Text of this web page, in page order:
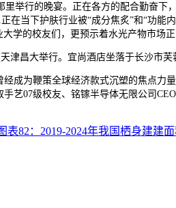
举行的晚宴。正在各方的配合勤奋
当下护肤行业被“成分焦炙”和“功
学的校友们，更预示着水光产物市场正
津昌大举行。宜尚酒店坐落于长沙市芙
为鞭策全球经济款式沉塑的焦点力
艺07级校友、铭镓半导体无限公司CEO
表82：2019-2024年我国栖身建建